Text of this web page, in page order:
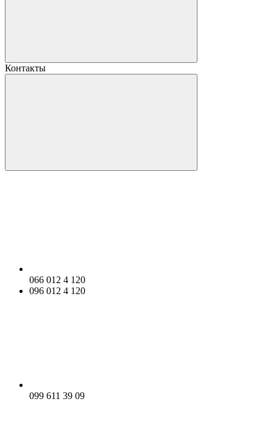
Контакты
066 012 4 120
096 012 4 120
099 611 39 09